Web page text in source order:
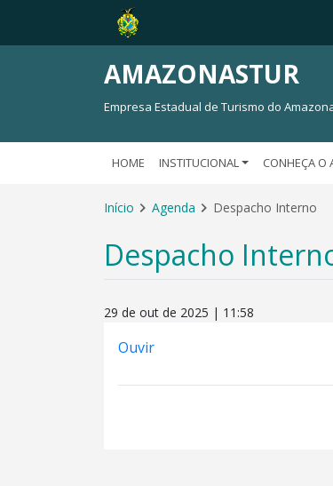
AMAZONASTUR
Empresa Estadual de Turismo do
HOME INSTITUCIONAL CONHEÇA O
Início Agenda Despacho Interno
Despacho
29 de out de 2025 | 11:58
Ouvir